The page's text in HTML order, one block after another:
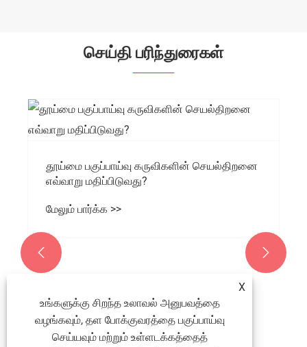
செய்தி பரிந்துரைகள்
தூய்மை பகுப்பாய்வு கருவிகளின் செயல்திறனை
எவ்வாறு மதிப்பிடுவது?
மேலும் பார்க்க >>
 
X
உங்களுக்கு சிறந்த உலாவல் அனுபவத்தை
வழங்கவும், தள போக்குவரத்தை பகுப்பாய்வு
செய்யவும் மற்றும் உள்ளடக்கத்தைத்